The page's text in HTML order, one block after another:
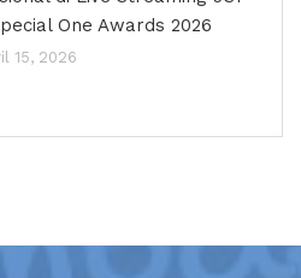
One Awards 2026
15, 2026